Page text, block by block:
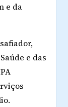
e da
e das